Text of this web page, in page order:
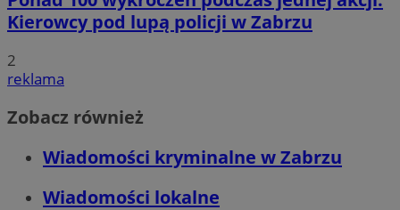
Kierowcy pod lupą policji w Zabrzu
2
reklama
Zobacz również
Wiadomości kryminalne w Zabrzu
Wiadomości lokalne